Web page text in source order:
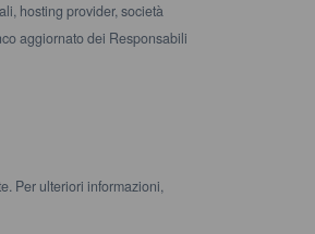
hosting provider, società
aggiornato dei Responsabili
Per ulteriori informazioni,